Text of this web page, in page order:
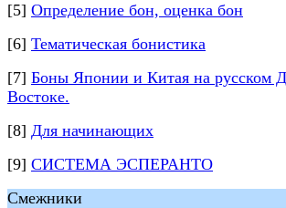
[5] Определение бон, оценка бон
[6] Тематическая бонистика
[7] Боны Японии и Китая на русском
Востоке.
[8] Для начинающих
[9] СИСТЕМА ЭСПЕРАНТО
Смежники